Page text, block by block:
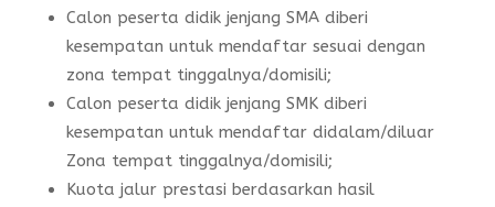
Calon peserta didik jenjang SMA diberi
kesempatan untuk mendaftar sesuai dengan
zona tempat tinggalnya/domisili;
Calon peserta didik jenjang SMK diberi
kesempatan untuk mendaftar didalam/diluar
Zona tempat tinggalnya/domisili;
Kuota jalur prestasi berdasarkan hasil